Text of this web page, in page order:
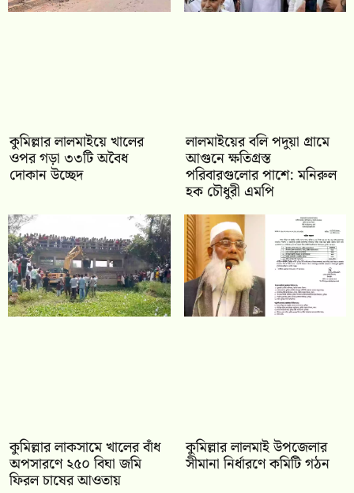
কুমিল্লার লালমাইয়ে খালের
ওপর গড়া ৩৩টি অবৈধ
দোকান উচ্ছেদ
লালমাইয়ের বলি পদুয়া গ্রামে
আগুনে ক্ষতিগ্রস্ত
পরিবারগুলোর পাশে: মনিরুল
হক চৌধুরী এমপি
কুমিল্লার লাকসামে খালের বাঁধ
অপসারণে ২৫০ বিঘা জমি
ফিরল চাষের আওতায়
কুমিল্লার লালমাই উপজেলার
সীমানা নির্ধারণে কমিটি গঠন